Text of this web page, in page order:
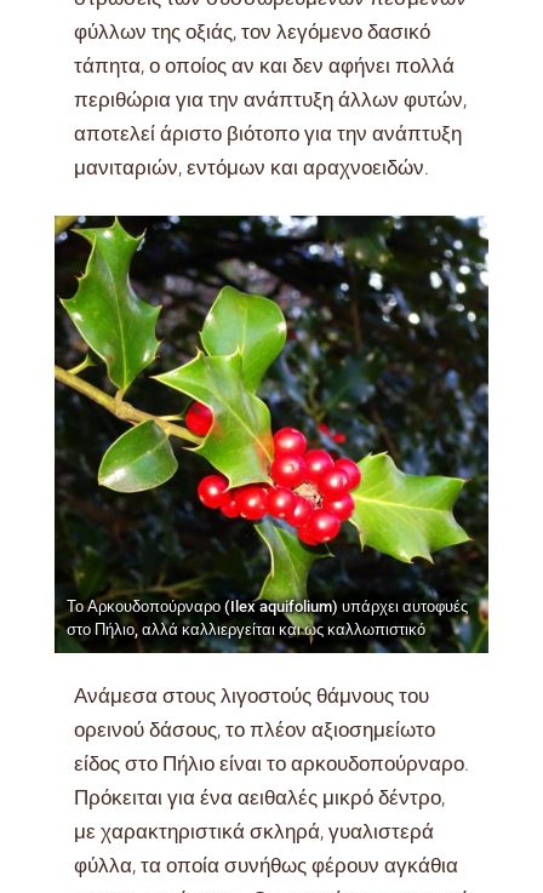
φύλλων της οξιάς, τον λεγόμενο δασικό
τάπητα, ο οποίος αν και δεν αφήνει πολλά
περιθώρια για την ανάπτυξη άλλων φυτών,
αποτελεί άριστο βιότοπο για την ανάπτυξη
μανιταριών, εντόμων και αραχνοειδών.
Το Αρκουδοπούρναρο (Ilex aquifolium) υπάρχει αυτοφυές
στο Πήλιο, αλλά καλλιεργείται και ως καλλωπιστικό
Ανάμεσα στους λιγοστούς θάμνους του
ορεινού δάσους, το πλέον αξιοσημείωτο
είδος στο Πήλιο είναι το αρκουδοπούρναρο.
Πρόκειται για ένα αειθαλές μικρό δέντρο,
με χαρακτηριστικά σκληρά, γυαλιστερά
φύλλα, τα οποία συνήθως φέρουν αγκάθια